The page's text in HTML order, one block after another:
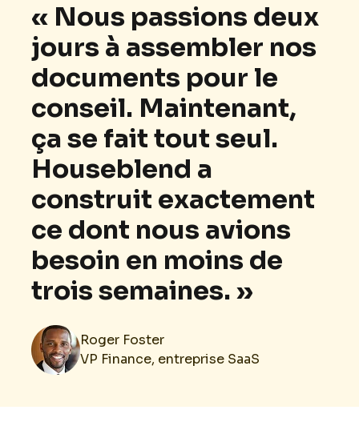
« Nous passions deux
jours à assembler nos
documents pour le
conseil. Maintenant,
ça se fait tout seul.
Houseblend a
construit exactement
ce dont nous avions
besoin en moins de
trois semaines. »
Roger Foster
VP Finance, entreprise SaaS